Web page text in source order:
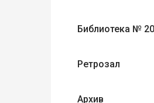
Библиотека № 20
Ретрозал
Архив